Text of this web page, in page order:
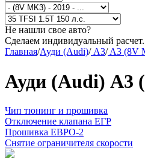
Не нашли свое авто?
Сделаем индивидуальный расчет.
Главная/Ауди (Audi)/A3/A3 (8V
Ауди (Audi) A3
Чип тюнинг и прошивка
Отключение клапана ЕГР
Прошивка ЕВРО-2
Снятие ограничителя скорости